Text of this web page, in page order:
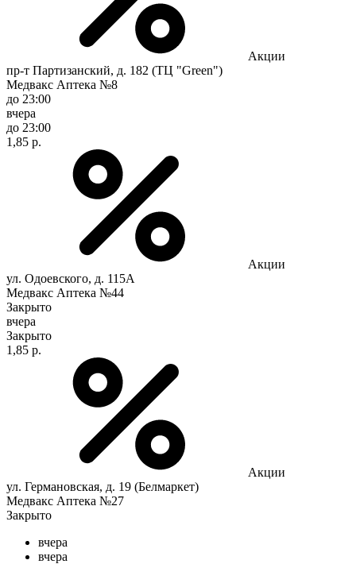
Акции
пр-т Партизанский, д. 182 (ТЦ "Green")
Медвакс Аптека №8
до 23:00
вчера
до 23:00
1,85 р.
Акции
ул. Одоевского, д. 115А
Медвакс Аптека №44
Закрыто
вчера
Закрыто
1,85 р.
Акции
ул. Германовская, д. 19 (Белмаркет)
Медвакс Аптека №27
Закрыто
вчера
вчера